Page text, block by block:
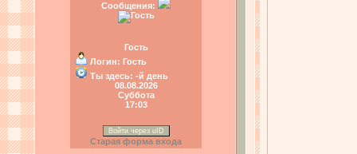
Сообщения:
Гость
Логин: Гость
Ты здесь: -й день
08.08.2026
Суббота
17:03
Войти через uID
Старая форма входа